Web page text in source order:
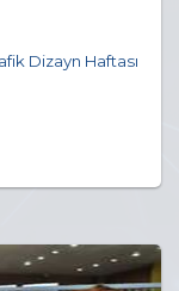
Dizayn Haftası